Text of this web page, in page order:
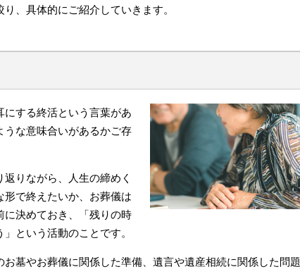
、具体的にご紹介していきます。
する終活という言葉があ
うな意味合いがあるかご存
りながら、人生の締めく
形で終えたいか、お葬儀は
に決めておき、「残りの時
という活動のことです。
墓やお葬儀に関係した準備、遺言や遺産相続に関係した問題